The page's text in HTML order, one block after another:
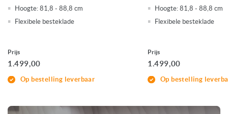
Functie: Halve belading
Kuipmateriaal: RVS
Programma: Kort (Snel)
Uitgestelde starttijd
Veiligheid: Aquastop
Hoogte: 81,8 - 88,8 cm
Flexibele besteklade
Prijs
1.499,00
Op bestelling leverbaar
Hoogte: 81,8 - 88,8 cm
Flexibele besteklade
Prijs
1.499,00
Op bestelling